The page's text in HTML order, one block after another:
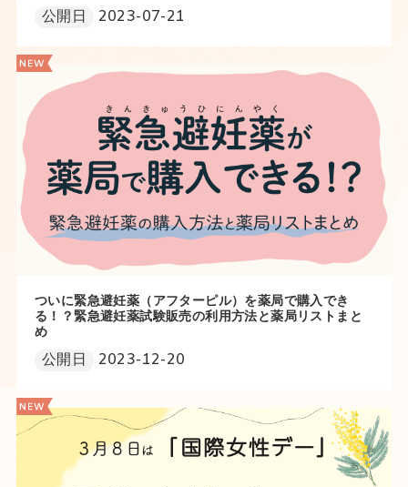
公開日 2023-07-21
ついに緊急避妊薬（アフターピル）を薬局で購入でき
る！？緊急避妊薬試験販売の利用方法と薬局リストまと
め
公開日 2023-12-20